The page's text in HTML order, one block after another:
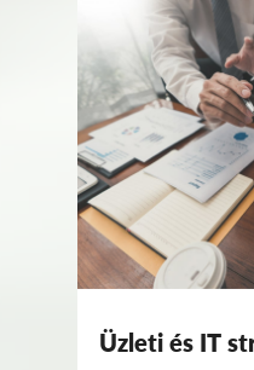
Üzleti és IT